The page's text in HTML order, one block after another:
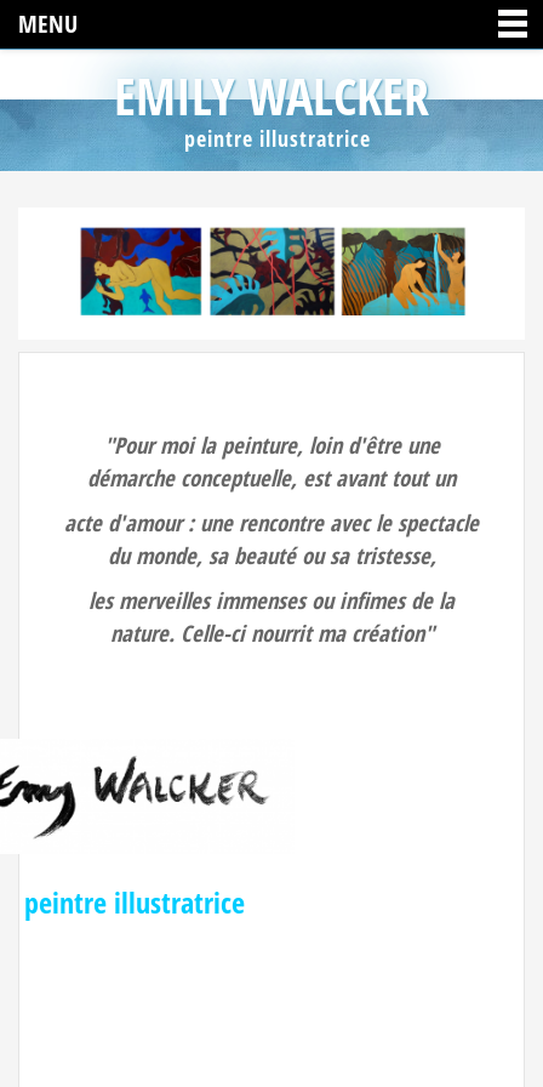
MENU
EMILY WALCKER
peintre illustratrice
"Pour moi la peinture, loin d'être une
démarche conceptuelle, est avant tout un
acte d'amour : une rencontre avec le spectacle
du monde, sa beauté ou sa tristesse,
les merveilles immenses ou infimes de la
nature. Celle-ci nourrit ma création"
peintre illustratrice